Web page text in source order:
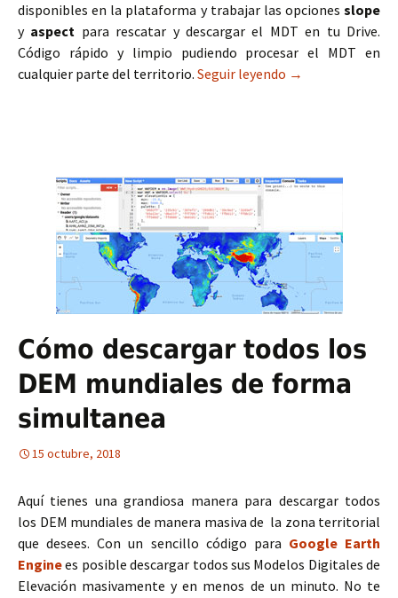
disponibles en la plataforma y trabajar las opciones slope
y aspect para rescatar y descargar el MDT en tu Drive.
Código rápido y limpio pudiendo procesar el MDT en
cualquier parte del territorio. Seguir leyendo Mapas de
→
Cómo descargar todos los
DEM mundiales de forma
simultanea
15 octubre, 2018
Aquí tienes una grandiosa manera para descargar todos
los DEM mundiales de manera masiva de la zona territorial
que desees. Con un sencillo código para Google Earth
Enginees posible descargar todos sus Modelos Digitales de
Elevación masivamente y en menos de un minuto. No te